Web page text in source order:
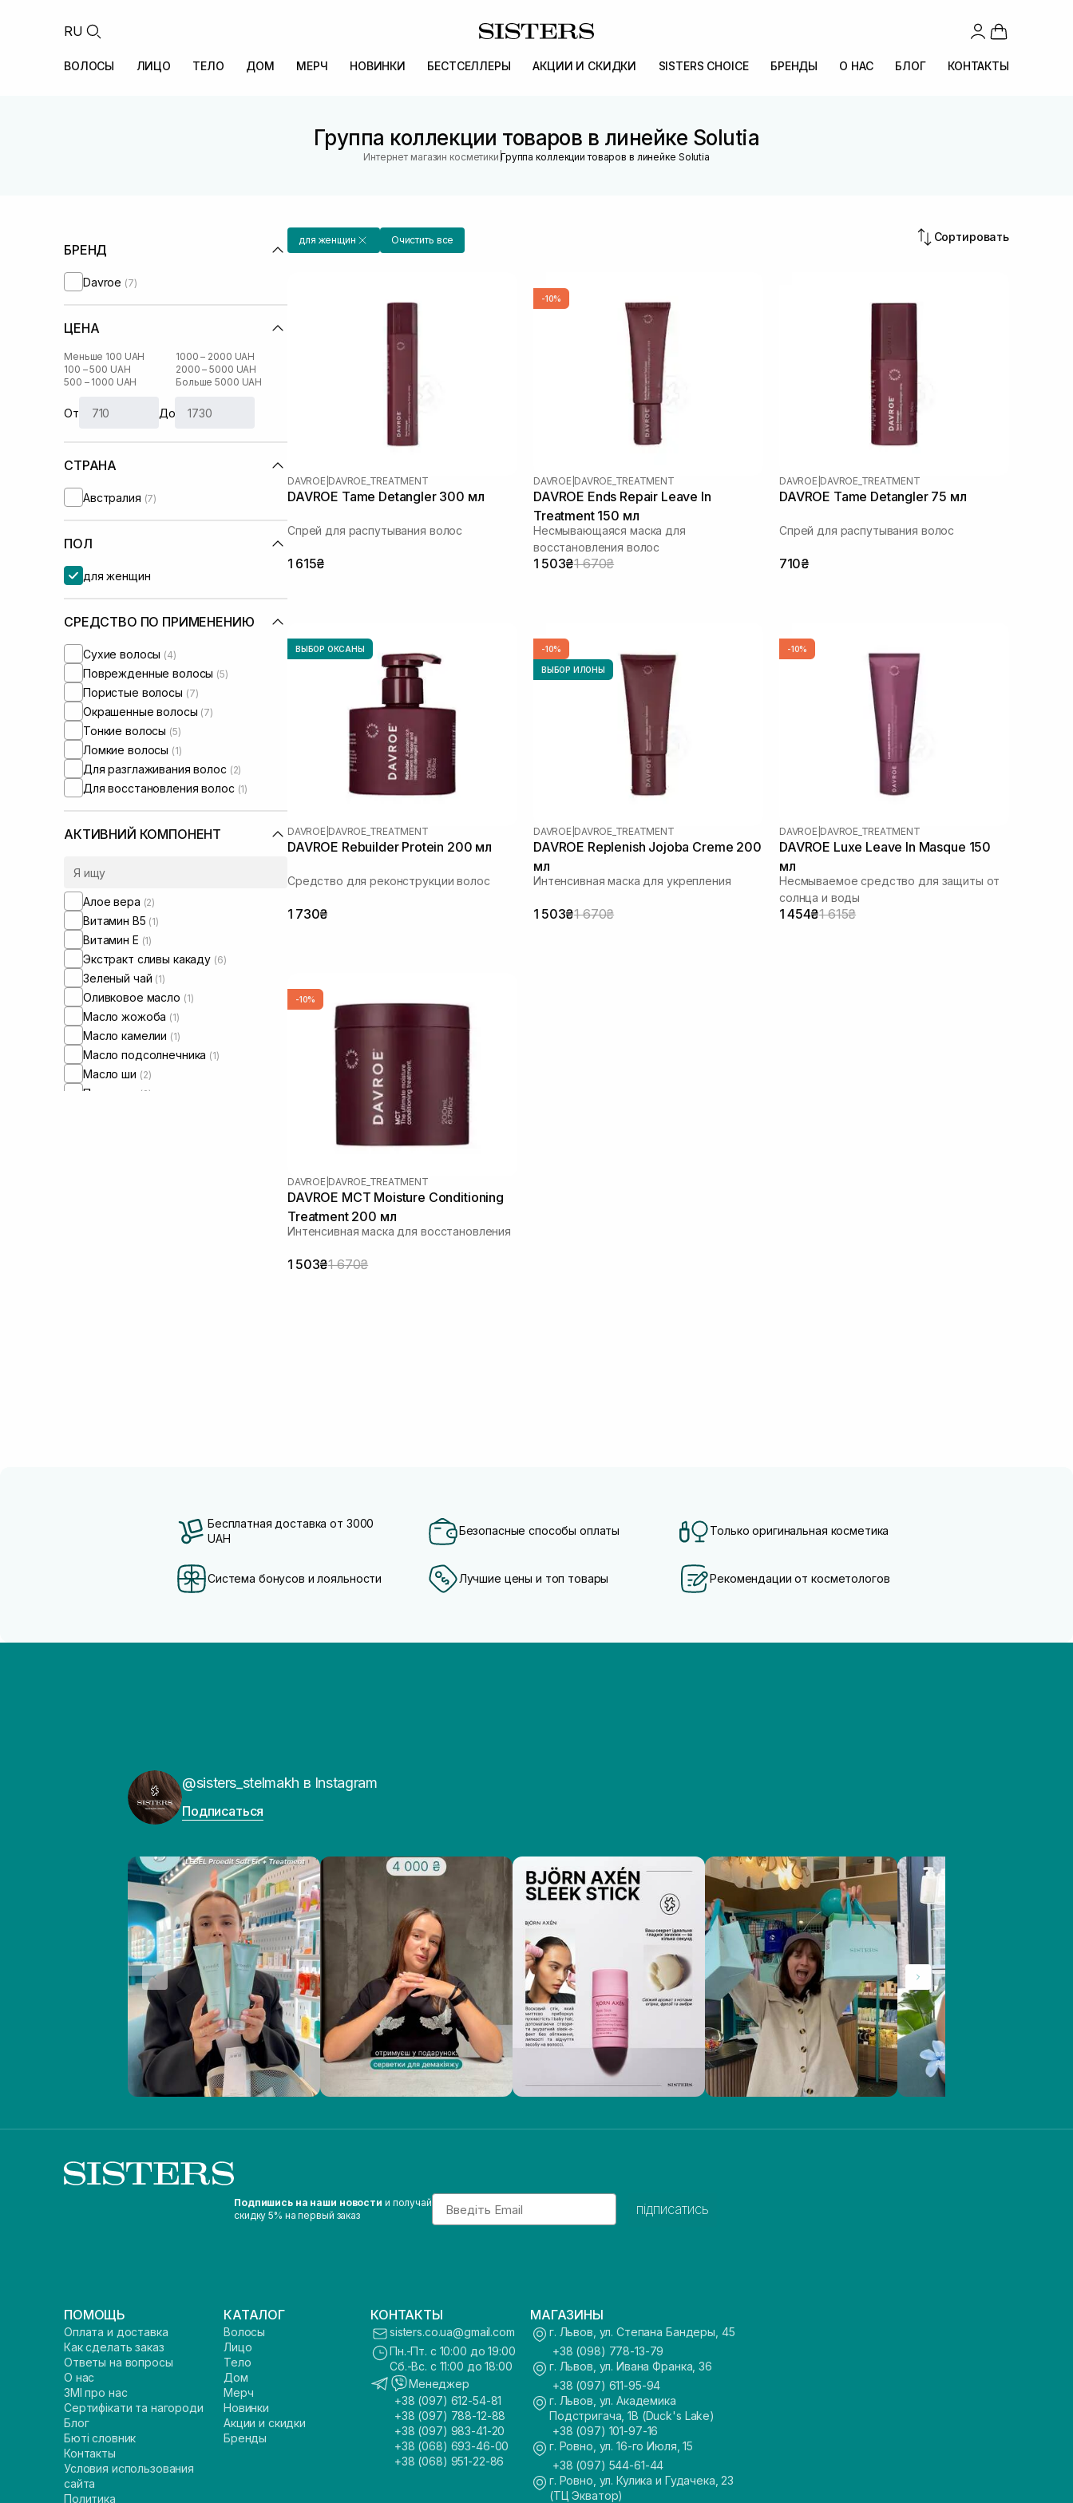
RU
ВОЛОСЫ ЛИЦО ТЕЛО ДОМ МЕРЧ НОВИНКИ БЕСТСЕЛЛЕРЫ АКЦИИ И СКИДКИ SISTERS CHOICE БРЕНДЫ О НАС БЛОГ КОНТАКТЫ
Группа коллекции товаров в линейке Solutia
Интернет магазин косметики |Группа коллекции товаров в линейке Solutia
БРЕНД
Davroe (7)
ЦЕНА
Меньше 100 UAH
100 – 500 UAH
500 – 1000 UAH
1000 – 2000 UAH
2000 – 5000 UAH
Больше 5000 UAH
От До
СТРАНА
Австралия (7)
ПОЛ
для женщин
СРЕДСТВО ПО ПРИМЕНЕНИЮ
Сухие волосы (4)
Поврежденные волосы (5)
Пористые волосы (7)
Окрашенные волосы (7)
Тонкие волосы (5)
Ломкие волосы (1)
Для разглаживания волос (2)
Для восстановления волос (1)
АКТИВНИЙ КОМПОНЕНТ
Алое вера (2)
Витамин B5 (1)
Витамин Е (1)
Экстракт сливы какаду (6)
Зеленый чай (1)
Оливковое масло (1)
Масло жожоба (1)
Масло камелии (1)
Масло подсолнечника (1)
Масло ши (2)
Пантенол (2)
для женщин Очистить все Сортировать
DAVROE DAVROE_TREATMENT
DAVROE Tame Detangler 300 мл
Спрей для распутывания волос
1 615₴
-10%
DAVROE DAVROE_TREATMENT
DAVROE Ends Repair Leave In
Treatment 150 мл
Несмывающаяся маска для
восстановления волос
1 503₴1 670₴
DAVROE DAVROE_TREATMENT
DAVROE Tame Detangler 75 мл
Спрей для распутывания волос
710₴
ВЫБОР ОКСАНЫ
DAVROE DAVROE_TREATMENT
DAVROE Rebuilder Protein 200 мл
Средство для реконструкции волос
1 730₴
-10%
ВЫБОР ИЛОНЫ
DAVROE DAVROE_TREATMENT
DAVROE Replenish Jojoba Creme 200
мл
Интенсивная маска для укрепления
1 503₴1 670₴
-10%
DAVROE DAVROE_TREATMENT
DAVROE Luxe Leave In Masque 150
мл
Несмываемое средство для защиты от
солнца и воды
1 454₴1 615₴
-10%
DAVROE DAVROE_TREATMENT
DAVROE MСT Moisture Conditioning
Treatment 200 мл
Интенсивная маска для восстановления
1 503₴1 670₴
Бесплатная доставка от 3000
UAH
Безопасные способы оплаты Только оригинальная косметика
Система бонусов и лояльности Лучшие цены и топ товары Рекомендации от косметологов
@sisters_stelmakh в Instagram
Подписаться
Подпишись на наши новости и получай
скидку 5% на первый заказ
Email
підписатись
ПОМОЩЬ
Оплата и доставка
Как сделать заказ
Ответы на вопросы
О нас
ЗМІ про нас
Сертифікати та нагороди
Блог
Бюті словник
Контакты
Условия использования
сайта
Политика
КАТАЛОГ
Волосы
Лицо
Тело
Дом
Мерч
Новинки
Акции и скидки
Бренды
КОНТАКТЫ
sisters.co.ua@gmail.com
Пн.-Пт. с 10:00 до 19:00
Сб.-Вс. с 11:00 до 18:00
Менеджер
+38 (097) 612-54-81
+38 (097) 788-12-88
+38 (097) 983-41-20
+38 (068) 693-46-00
+38 (068) 951-22-86
МАГАЗИНЫ
г. Львов, ул. Степана Бандеры, 45
+38 (098) 778-13-79
г. Львов, ул. Ивана Франка, 36
+38 (097) 611-95-94
г. Львов, ул. Академика
Подстригача, 1В (Duck's Lake)
+38 (097) 101-97-16
г. Ровно, ул. 16-го Июля, 15
+38 (097) 544-61-44
г. Ровно, ул. Кулика и Гудачека, 23
(ТЦ Экватор)